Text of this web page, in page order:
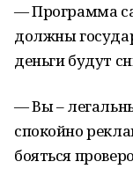
— Программа
должны
деньги будут
— Вы –
спокойно
бояться